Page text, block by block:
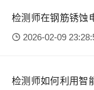
检测师在钢筋锈蚀
除 2026-02-09
检测师如何利用智